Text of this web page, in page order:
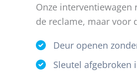
Onze
de reclame, maar voor
Deur openen
Sleutel afgebroken